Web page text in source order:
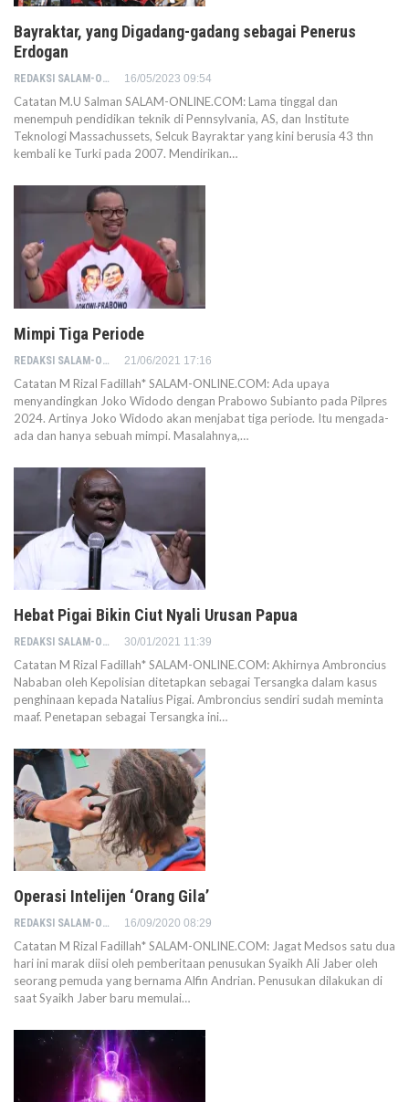
Bayraktar, yang Digadang-gadang sebagai Penerus
Erdogan
REDAKSI SALAM-ONLINE 16/05/2023 09:54
Catatan M.U Salman SALAM-ONLINE.COM: Lama tinggal dan
menempuh pendidikan teknik di Pennsylvania, AS, dan Institute
Teknologi Massachussets, Selcuk Bayraktar yang kini berusia 43 thn
kembali ke Turki pada 2007. Mendirikan…
Mimpi Tiga Periode
REDAKSI SALAM-ONLINE 21/06/2021 17:16
Catatan M Rizal Fadillah* SALAM-ONLINE.COM: Ada upaya
menyandingkan Joko Widodo dengan Prabowo Subianto pada Pilpres
2024. Artinya Joko Widodo akan menjabat tiga periode. Itu mengada-
ada dan hanya sebuah mimpi. Masalahnya,…
Hebat Pigai Bikin Ciut Nyali Urusan Papua
REDAKSI SALAM-ONLINE 30/01/2021 11:39
Catatan M Rizal Fadillah* SALAM-ONLINE.COM: Akhirnya Ambroncius
Nababan oleh Kepolisian ditetapkan sebagai Tersangka dalam kasus
penghinaan kepada Natalius Pigai. Ambroncius sendiri sudah meminta
maaf. Penetapan sebagai Tersangka ini…
Operasi Intelijen ‘Orang Gila’
REDAKSI SALAM-ONLINE 16/09/2020 08:29
Catatan M Rizal Fadillah* SALAM-ONLINE.COM: Jagat Medsos satu dua
hari ini marak diisi oleh pemberitaan penusukan Syaikh Ali Jaber oleh
seorang pemuda yang bernama Alfin Andrian. Penusukan dilakukan di
saat Syaikh Jaber baru memulai…